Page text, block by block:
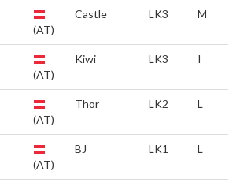
(AT)
Castle LK3 M
(AT)
Kiwi LK3 I
(AT)
Thor LK2 L
(AT)
BJ LK1 L